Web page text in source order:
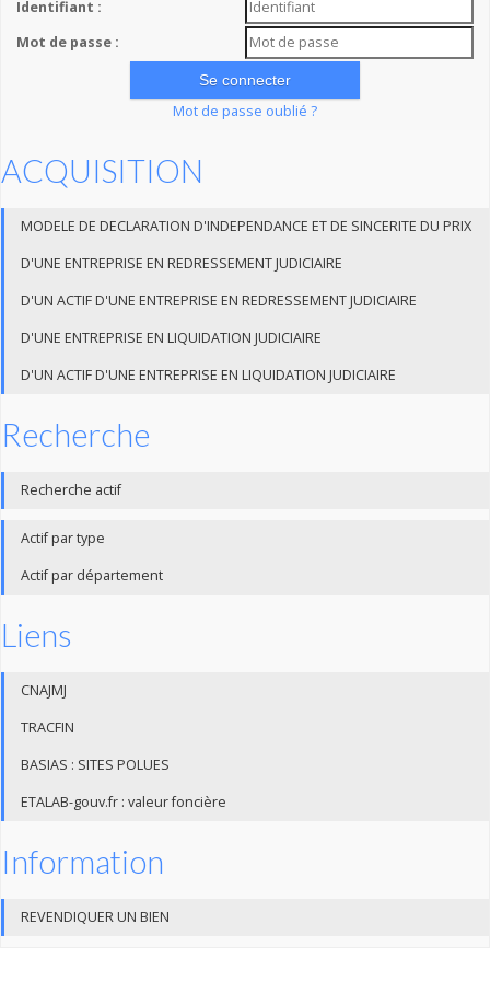
Identifiant :
Mot de passe :
Mot de passe oublié ?
ACQUISITION
MODELE DE DECLARATION D'INDEPENDANCE ET DE SINCERITE DU PRIX
D'UNE ENTREPRISE EN REDRESSEMENT JUDICIAIRE
D'UN ACTIF D'UNE ENTREPRISE EN REDRESSEMENT JUDICIAIRE
D'UNE ENTREPRISE EN LIQUIDATION JUDICIAIRE
D'UN ACTIF D'UNE ENTREPRISE EN LIQUIDATION JUDICIAIRE
Recherche
Recherche actif
Actif par type
Actif par département
Liens
CNAJMJ
TRACFIN
BASIAS : SITES POLUES
ETALAB-gouv.fr : valeur foncière
Information
REVENDIQUER UN BIEN